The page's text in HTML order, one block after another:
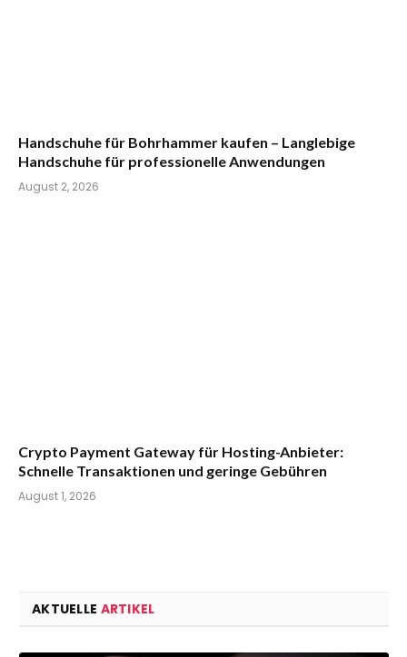
Handschuhe für Bohrhammer kaufen – Langlebige
Handschuhe für professionelle Anwendungen
August 2, 2026
Crypto Payment Gateway für Hosting-Anbieter:
Schnelle Transaktionen und geringe Gebühren
August 1, 2026
AKTUELLE ARTIKEL